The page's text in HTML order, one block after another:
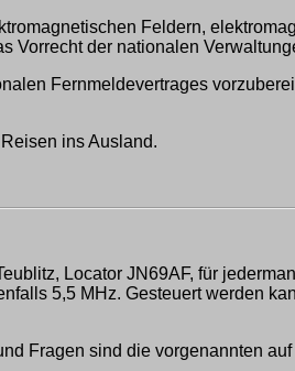
Feldern,
der nationalen
Fernmeldevertrages
ins Ausland.
Locator JN69AF, für
5,5 MHz. Gesteuert werden
Fragen sind die vorgenannten